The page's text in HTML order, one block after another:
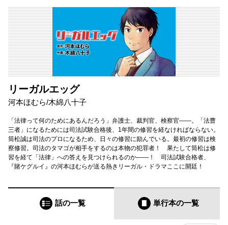
リーガルエッグ
河本ほむら/木綿八十子
「法律って何のためにあるんだろう」弁護士、裁判官、検察官――。「法曹
三者」になるためには司法試験合格後、1年間の修習を経なければならない。
筒松誠は司法のプロになるため、日々の修習に励んでいる。最初の修習は検
察修習。司法のタマゴが相手をするのは本物の犯罪者！ 果たして筒松は修
習を経て「法律」への答えを見つけられるのか――！ 司法試験合格者、
『賭ケグルイ』の河本ほむらが送る熱きリーガル・ドラマここに開廷！
話の一覧 単行本の一覧